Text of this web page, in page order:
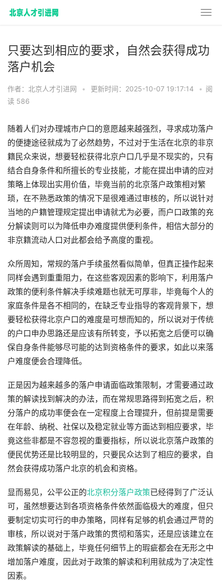
只要达到相应的要求，自然会获得成功
落户机会
作者：北京人才引进网 • 更新时间：2025-10-07 19:17:14 • 阅
读 586
随着人们对办理城市户口的意愿越来越强烈，寻求成功落户
的便捷途径就成为了必然趋势，不过对于生活在北京的非京
籍民众来说，想要轻松获得北京户口几乎是不现实的，只有
结合自身条件和所擅长的专业技能，才能在提出申请的应对
策略上体现出实用价值，毕竟当前的北京落户政策相对繁
琐，在不熟悉政策的情况下是很难通过审核的，所以说针对
当地的户籍管理规定提出申请就尤为必要，而户口政策的充
分解读则可以为降低申办难度提供便利条件，相信大部分的
非京籍流动人口对此都会给予高度的重视。
众所周知，常规的落户手续虽然看似简单，但真正操作起来
同样会遇到重重阻力，在这些客观因素的影响下，利用落户
政策的便利条件解决手续难题也就无可厚非，毕竟每个人的
家庭条件是各不相同的，在缺乏专业指导的客观背景下，想
要轻松获得北京户口的难度是可想而知的，所以说对于传统
的户口申办思路还是应该有所转变，予以拓宽之后便可以确
保自身条件能够尽可能的达到资格条件的要求，如此以来落
户难度便会合理降低。
正是因为越来越多的落户申请面临政策限制，才需要通过政
策的解读找到解决的办法，而在常规思路得到拓宽之后，积
分落户的成功率便会在一定程度上合理提升，但前提是需要
在年龄、纳税、社保以及稳定就业等方面达到相应要求，毕
竟这些非都是不容忽视的重要指标，所以说北京落户政策的
便民优势还是比较明显的，只要民众达到了相应的要求，自
然会获得成功落户北京的机会和资格。
显而易见，公平公正的北京积分落户政策已经得到了广泛认
可，虽然想要达到各项资格条件依然面临极大的难度，但只
要制定切实可行的申办策略，同样有足够的机会通过严苛的
审核，所以说对于落户政策的贯彻和落实，还是应该建立在
政策解读的基础上，毕竟任何细节上的瑕疵都会在无形之中
增加落户难度，因此对于政策的解读和利用就成为了决定性
因素。